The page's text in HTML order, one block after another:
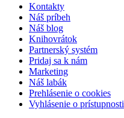
Kontakty
Náš príbeh
Náš blog
Knihovrátok
Partnerský systém
Pridaj sa k nám
Marketing
Náš labák
Prehlásenie o cookies
Vyhlásenie o prístupnosti